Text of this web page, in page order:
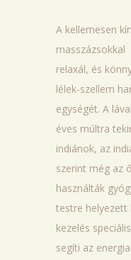
A kellemesen
masszázsokkal
relaxál, és
lélek-szellem
egységét. A
éves múltra
indiánok, az
szerint még az
használták
testre helyezett
kezelés
segíti az